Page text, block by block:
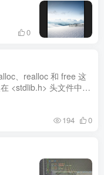
0
、realloc 和 free 这
<stdlib.h> 头文件中。
size)分...
194 0